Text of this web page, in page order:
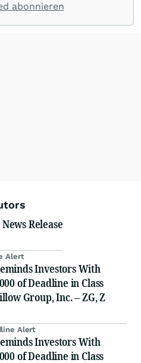
abonnieren
Release
Alert
Investors With
of Deadline in Class
Group, Inc. – ZG, Z
Alert
Investors With
of Deadline in Class